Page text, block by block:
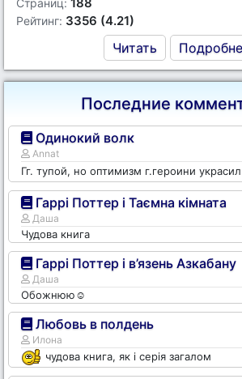
Страниц:
Рейтинг: 3356 (4.21)
Читать
Последние
Одинокий волк
Annat
Гг. тупой, но оптимизм г.героини
Гаррі Поттер і Таємна кімната
Даша
Чудова книга
Гаррі Поттер і в’язень Азкабану
Даша
Обожнюю☺️
Любовь в полдень
Илона
чудова книга, як і серія загалом